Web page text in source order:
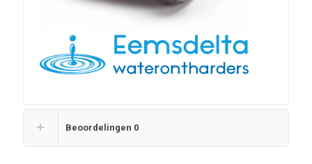
Beoordelingen 0